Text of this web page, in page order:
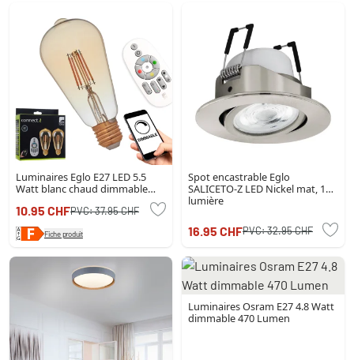
Luminaires Eglo E27 LED 5.5
Watt blanc chaud dimmable
10.95 CHFPVC:37.95 CHF
Fiche produit
Spot encastrable Eglo
SALICETO-Z LED Nickel mat, 1
lumière
16.95 CHFPVC:32.95 CHF
Luminaires Osram E27 4.8 Watt
dimmable 470 Lumen